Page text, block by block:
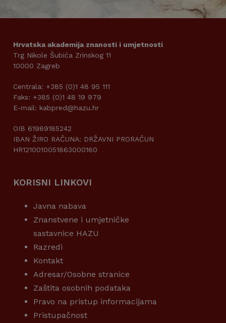
Hrvatska akademija znanosti i umjetnosti
Trg Nikole Šubića Zrinskog 11
10000 Zagreb
Centrala: +385 (0)1 48 95 111
Faks: +385 (0)1 48 19 979
E-mail: kabpred@hazu.hr
OIB 61989185242
IBAN ŽIRO RAČUNA: DRŽAVNI PRORAČUN
HR1210010051863000160
KORISNI LINKOVI
Javna nabava
Znanstvene i umjetničke
sastavnice HAZU
Razredi
Kontakt
Adresar/Osobne stranice
Zaštita osobnih podataka
Pravo na pristup informacijama
Pristupačnost